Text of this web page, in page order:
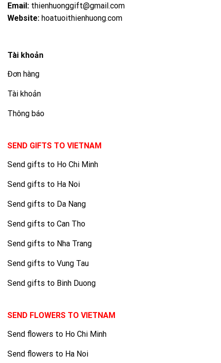
Email: thienhuonggift@gmail.com
Website: hoatuoithienhuong.com
Tài khoản
Đơn hàng
Tài khoản
Thông báo
SEND GIFTS TO VIETNAM
Send gifts to Ho Chi Minh
Send gifts to Ha Noi
Send gifts to Da Nang
Send gifts to Can Tho
Send gifts to Nha Trang
Send gifts to Vung Tau
Send gifts to Binh Duong
SEND FLOWERS TO VIETNAM
Send flowers to Ho Chi Minh
Send flowers to Ha Noi